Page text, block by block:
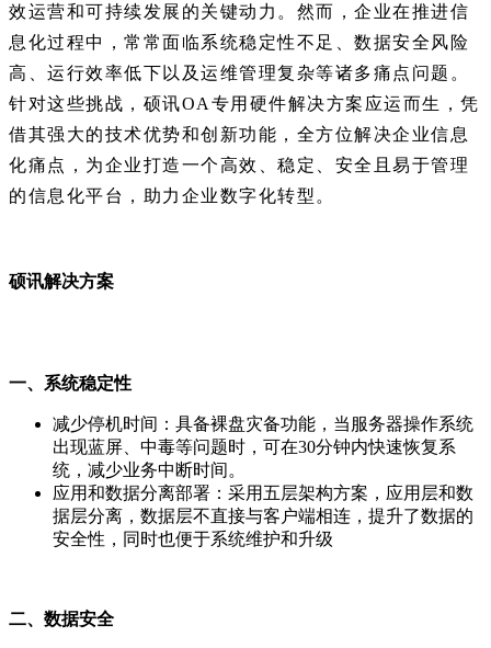
效运营和可持续发展的关键动力。然而，企业在推进信
息化过程中，常常面临系统稳定性不足、数据安全风险
高、运行效率低下以及运维管理复杂等诸多痛点问题。
针对这些挑战，硕讯OA专用硬件解决方案应运而生，凭
借其强大的技术优势和创新功能，全方位解决企业信息
化痛点，为企业打造一个高效、稳定、安全且易于管理
的信息化平台，助力企业数字化转型。
硕讯解决方案
一、系统稳定性
减少停机时间：具备裸盘灾备功能，当服务器操作系统
出现蓝屏、中毒等问题时，可在30分钟内快速恢复系
统，减少业务中断时间。
应用和数据分离部署：采用五层架构方案，应用层和数
据层分离，数据层不直接与客户端相连，提升了数据的
安全性，同时也便于系统维护和升级
二、数据安全